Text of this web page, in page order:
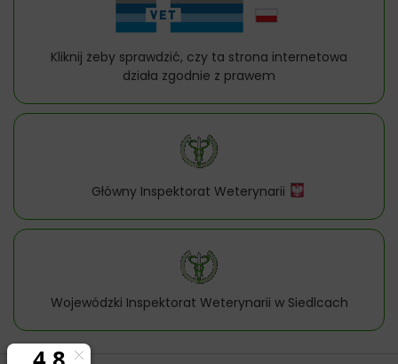
Kliknij żeby sprawdzić, czy ta strona internetowa
działa zgodnie z prawem
Główny Inspektorat Weterynarii
Wojewódzki Inspektorat Weterynarii w Siedlcach